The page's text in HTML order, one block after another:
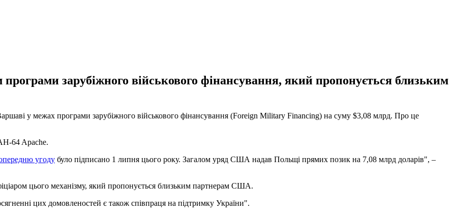
зарубіжного військового фінансування, який пропонується близьким
у межах програми зарубіжного військового фінансування (Foreign Military Financing) на суму $3,08 млрд. Про це
64 Apache.
угоду було підписано 1 липня цього року. Загалом уряд США надав Польщі прямих позик на 7,08 млрд доларів", –
цього механізму, який пропонується близьким партнерам США.
цих домовленостей є також співпраця на підтримку України".